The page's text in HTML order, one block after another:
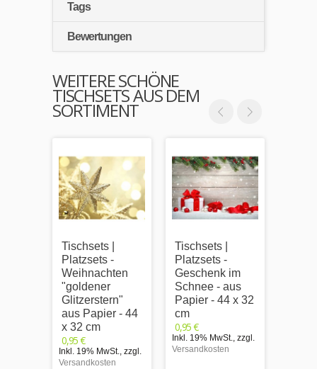
Tags
Bewertungen
WEITERE SCHÖNE
TISCHSETS AUS DEM
SORTIMENT
Tischsets |
Platzsets -
Weihnachten
"goldener
Glitzerstern"
aus Papier - 44
x 32 cm
0,95 €
Inkl. 19% MwSt., zzgl.
Versandkosten
Tischsets |
Platzsets -
Geschenk im
Schnee - aus
Papier - 44 x 32
cm
0,95 €
Inkl. 19% MwSt., zzgl.
Versandkosten